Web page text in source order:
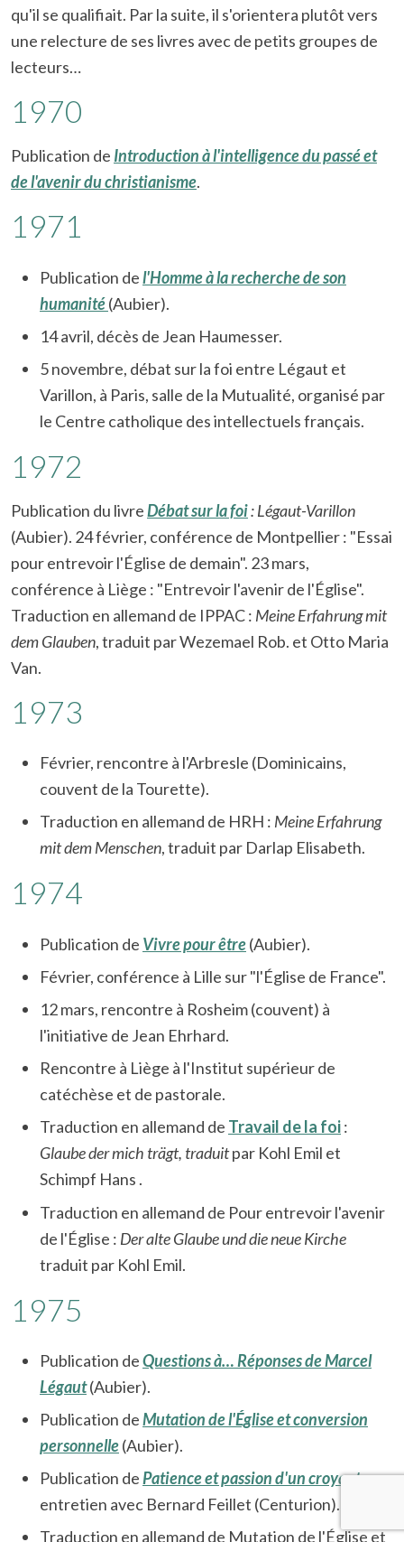
qu'il se qualifiait. Par la suite, il s'orientera plutôt vers
une relecture de ses livres avec de petits groupes de
lecteurs…
1970
Publication de Introduction à l'intelligence du passé et
de l'avenir du christianisme.
1971
Publication del'Homme à la recherche de son
humanité(Aubier).
14 avril, décès de Jean Haumesser.
5 novembre, débat sur la foi entre Légaut et
Varillon, à Paris, salle de la Mutualité, organisé par
le Centre catholique des intellectuels français.
1972
Publication du livreDébat sur la foi: Légaut-Varillon
(Aubier). 24 février, conférence de Montpellier : "Essai
pour entrevoir l'Église de demain". 23 mars,
conférence à Liège : "Entrevoir l'avenir de l'Église".
Traduction en allemand de IPPAC : Meine Erfahrung mit
dem Glauben, traduit par Wezemael Rob. et Otto Maria
Van.
1973
Février, rencontre à l'Arbresle (Dominicains,
couvent de la Tourette).
Traduction en allemand de HRH : Meine Erfahrung
mit dem Menschen, traduit par Darlap Elisabeth.
1974
Publication de Vivre pour être(Aubier).
Février, conférence à Lille sur "l'Église de France".
12 mars, rencontre à Rosheim (couvent) à
l'initiative de Jean Ehrhard.
Rencontre à Liège à l'Institut supérieur de
catéchèse et de pastorale.
Traduction en allemand de Travail de la foi:
Glaube der mich trägt, traduitpar Kohl Emil et
Schimpf Hans .
Traduction en allemand de Pour entrevoir l'avenir
de l'Église : Der alte Glaube und die neue Kirche
traduit par Kohl Emil.
1975
Publication deQuestions à… Réponses de Marcel
Légaut(Aubier).
Publication deMutation de l'Église et conversion
personnelle(Aubier).
Publication dePatience et passion d'un croyant,
entretien avec Bernard Feillet (Centurion).
Traduction en allemand de Mutation de l'Église et